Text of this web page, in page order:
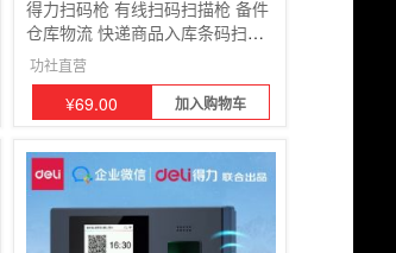
得力扫码枪 有线扫码扫描枪 备件
仓库物流 快递商品入库条码扫描
器 一维码屏幕码
功社直营
¥69.00 加入购物车